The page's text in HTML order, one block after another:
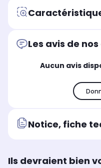
Type de charnière
Standard
Wifi 6 (AX)
Les avis de
Aucun avis
Notice, fiche
Ils devraient bien